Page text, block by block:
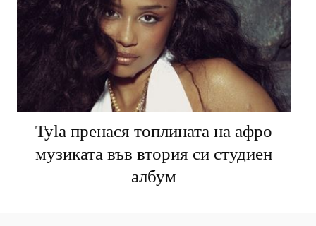
Tyla пренася топлината на афро
музиката във втория си студиен
албум